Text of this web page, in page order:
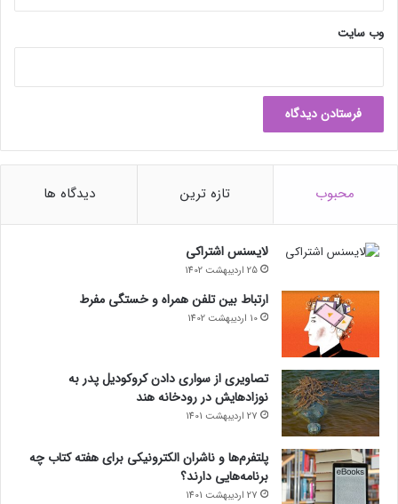
وب‌ سایت
محبوب تازه ترین دیدگاه ها
لایسنس اشتراکی
25 اردیبهشت 1402
ارتباط بین تلفن همراه و خستگی مفرط
10 اردیبهشت 1402
تصاویری از سواری دادن کروکودیل پدر به
نوزادهایش در رودخانه هند
27 اردیبهشت 1401
پلتفرم‌ها و ناشران الکترونیکی برای هفته کتاب چه
برنامه‌هایی دارند؟
27 اردیبهشت 1401